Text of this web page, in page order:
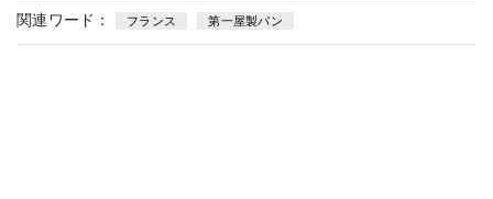
関連ワード： フランス 第一屋製パン